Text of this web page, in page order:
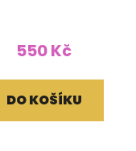
550 Kč
DO KOŠÍKU